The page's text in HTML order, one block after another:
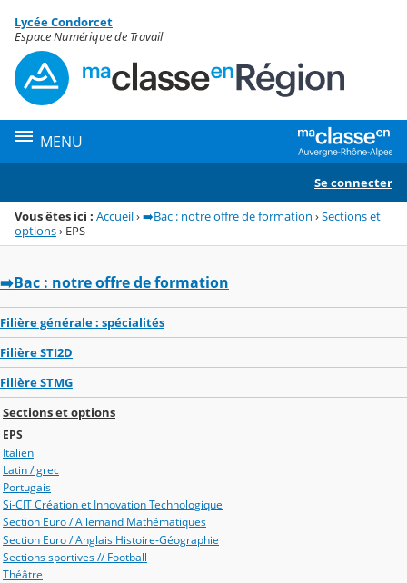
Menu de la rubrique
Contenu
Lycée Condorcet
Espace Numérique de Travail
MENU
Se connecter
Vous êtes ici : Accueil›➡️Bac : notre offre de formation ›Sections et
options› EPS
➡️Bac : notre offre de formation
Filière générale : spécialités
Filière STI2D
Filière STMG
Sections et options
EPS
Italien
Latin / grec
Portugais
Si-CIT Création et Innovation Technologique
Section Euro / Allemand Mathématiques
Section Euro / Anglais Histoire-Géographie
Sections sportives // Football
Théâtre